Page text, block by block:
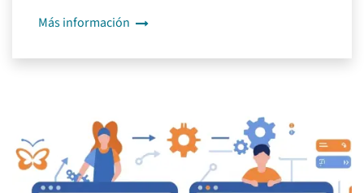
Más información